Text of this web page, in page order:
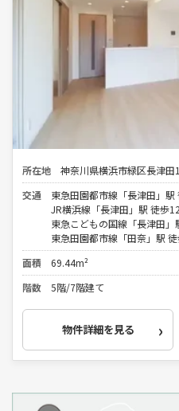
所在地
神奈川県横浜市緑区長津田
交通
東急田園都市線「長津田」駅
JR横浜線「長津田」駅 徒歩
東急こどもの国線「長津田」
東急田園都市線「田奈」駅
面積
69.44m²
階数
5階/7階建て
物件詳細を見る